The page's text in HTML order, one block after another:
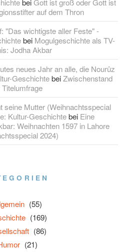
beiGott ist groß oder Gott ist
auf dem Thron
"Das wichtigste aller Feste" -
bei Mogulgeschichte als TV-
Jodha Akbar
neues Jahr an alle, die Nourûz
GeschichtebeiZwischenstand
Titelumfrage
seine Mutter (Weihnachtsspecial
Kultur-Geschichtebei Eine
Weihnachten 1597 in Lahore
2024)
(55)
(169)
(86)
(21)